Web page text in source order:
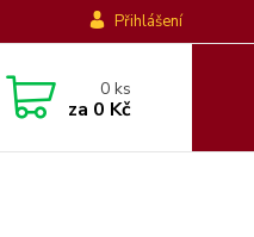
Přihlášení
0ks
za 0 Kč